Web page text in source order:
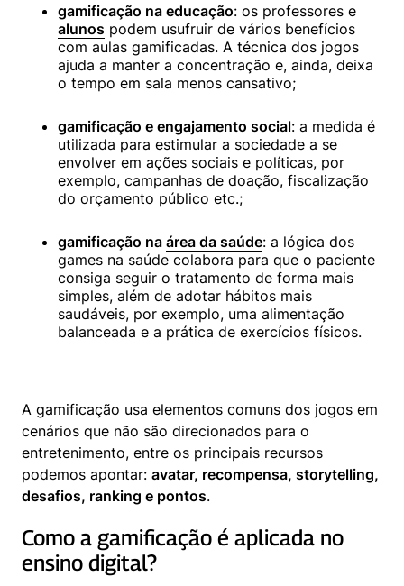
gamificação na educação
alunos podem usufruir de vários benefícios
com aulas gamificadas. A técnica dos jogos
ajuda a manter a concentração e, ainda, deixa
o tempo em sala menos cansativo;
gamificação e engajamento social: a medida é
utilizada para estimular a sociedade a se
envolver em ações sociais e políticas, por
exemplo, campanhas de doação, fiscalização
do orçamento público etc.;
gamificação na área da saúde: a lógica dos
games na saúde colabora para que o paciente
consiga seguir o tratamento de forma mais
simples, além de adotar hábitos mais
saudáveis, por exemplo, uma alimentação
balanceada e a prática de exercícios físicos.
A gamificação usa elementos comuns dos jogos em
cenários que não são direcionados para o
entretenimento, entre os principais recursos
podemos apontar: avatar, recompensa, storytelling,
desafios, ranking e pontos.
Como a gamificação é aplicada no
ensino digital?